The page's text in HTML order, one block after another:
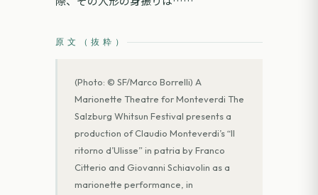
原文（抜粋）
(Photo: © SF/Marco Borrelli) A
Marionette Theatre for Monteverdi The
Salzburg Whitsun Festival presents a
production of Claudio Monteverdi’s “Il
ritorno d’Ulisse” in patria by Franco
Citterio and Giovanni Schiavolin as a
marionette performance, in